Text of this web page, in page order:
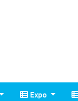
Expo
Expo